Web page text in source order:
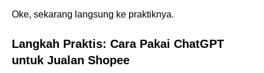
Oke, sekarang langsung ke praktiknya.
Langkah Praktis: Cara Pakai ChatGPT
untuk Jualan Shopee